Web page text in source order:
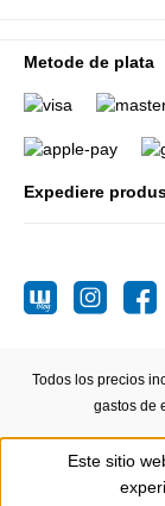
Metode de plata
Expediere
Todos los precios
gastos de
Show
Este sitio